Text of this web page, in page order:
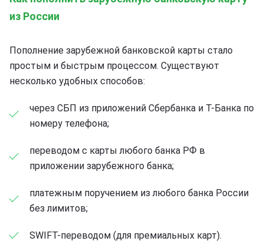
из России
Пополнение зарубежной банковской карты стало
простым и быстрым процессом. Существуют
несколько удобных способов:
через СБП из приложений Сбербанка и Т-Банка по
номеру телефона;
переводом с карты любого банка РФ в
приложении зарубежного банка;
платежным поручением из любого банка России
без лимитов;
SWIFT-переводом (для премиальных карт).